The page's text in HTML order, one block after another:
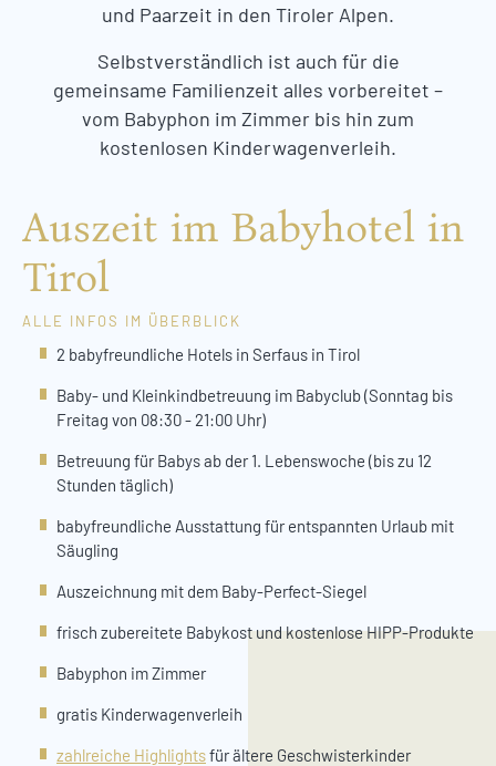
und Paarzeit in den Tiroler Alpen.
Selbstverständlich ist auch für die
gemeinsame Familienzeit alles vorbereitet –
vom Babyphon im Zimmer bis hin zum
kostenlosen Kinderwagenverleih.
Auszeit im Babyhotel in
Tirol
ALLE INFOS IM ÜBERBLICK
2 babyfreundliche Hotels in Serfaus in Tirol
Baby- und Kleinkindbetreuung im Babyclub (Sonntag bis
Freitag von 08:30 - 21:00 Uhr)
Betreuung für Babys ab der 1. Lebenswoche (bis zu 12
Stunden täglich)
babyfreundliche Ausstattung für entspannten Urlaub mit
Säugling
Auszeichnung mit dem Baby-Perfect-Siegel
frisch zubereitete Babykost und kostenlose HIPP-Produkte
Babyphon im Zimmer
gratis Kinderwagenverleih
zahlreiche Highlightsfür ältere Geschwisterkinder